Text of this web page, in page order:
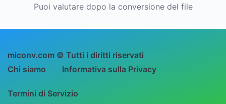
Puoi valutare dopo la conversione del file
miconv.com © Tutti i diritti riservati
Chi siamo
Informativa sulla Privacy
Termini di Servizio